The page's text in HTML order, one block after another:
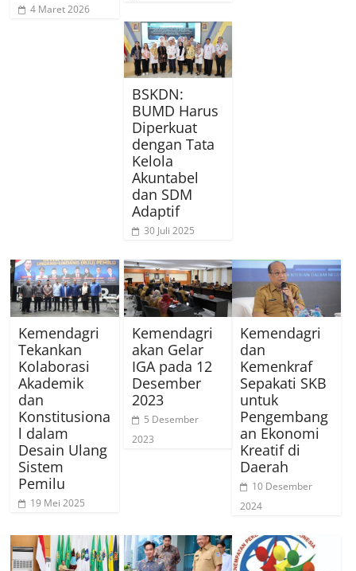
4 Maret 2026
BSKDN:
BUMD Harus
Diperkuat
dengan Tata
Kelola
Akuntabel
dan SDM
Adaptif
30 Juli 2025
Kemendagri
Tekankan
Kolaborasi
Akademik
dan
Konstitusiona
l dalam
Desain Ulang
Sistem
Pemilu
19 Mei 2025
Kemendagri
akan Gelar
IGA pada 12
Desember
2023
5 Desember
2023
Kemendagri
dan
Kemenkraf
Sepakati SKB
untuk
Pengembang
an Ekonomi
Kreatif di
Daerah
10 Desember
2024